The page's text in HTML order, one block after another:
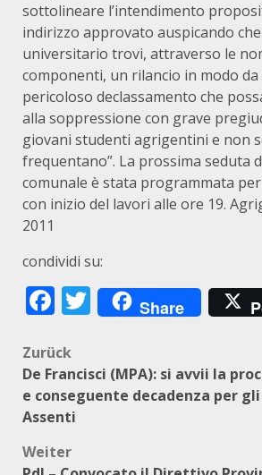
sottolineare l’intendimento
indirizzo approvato auspicando
universitario trovi, attraverso le
componenti, un rilancio in modo
pericoloso declassamento che
alla soppressione con grave
giovani studenti agrigentini e non
frequentano”. La prossima seduta
comunale è stata programmata
con inizio del lavori alle ore 19.
2011
condividi su:
Facebook
Twitter
Share
Beitragsnavigation
Zurück
De Francisci (MPA): si avvii la
e conseguente decadenza per gli
Assenti
Weiter